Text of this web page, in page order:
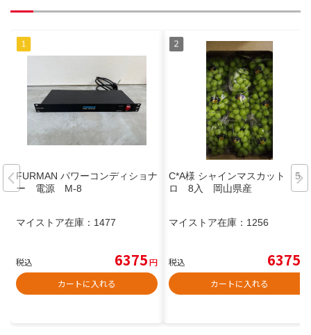
FURMAN パワーコンディショナ
ー 電源 M-8
マイストア在庫： 1477
税込 6375円
カートに入れる
C*A様 シャインマスカット 5キ
ロ 8入 岡山県産
マイストア在庫： 1256
税込 6375
カートに入れる